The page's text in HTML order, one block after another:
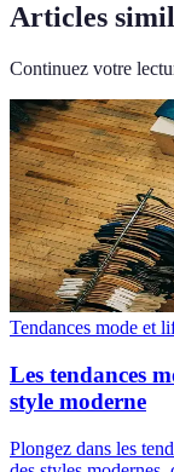
Articles
Continuez votre
Tendances mode et
Les tendances
style moderne
Plongez dans les